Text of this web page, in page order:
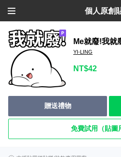
個人原創
Me就廢!我就
YI-LING
NT$42
贈送禮物
免費試用（貼圖